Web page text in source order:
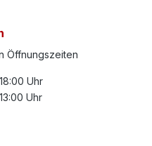
Öffnungszeiten
Uhr
Uhr